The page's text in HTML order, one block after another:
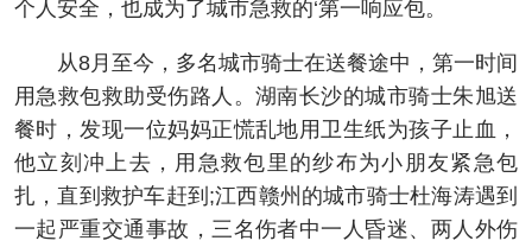
个人安全，也成为了城市急救的‘第一响应包。
从8月至今，多名城市骑士在送餐途中，第一时间
用急救包救助受伤路人。湖南长沙的城市骑士朱旭送
餐时，发现一位妈妈正慌乱地用卫生纸为孩子止血，
他立刻冲上去，用急救包里的纱布为小朋友紧急包
扎，直到救护车赶到;江西赣州的城市骑士杜海涛遇到
一起严重交通事故，三名伤者中一人昏迷、两人外伤